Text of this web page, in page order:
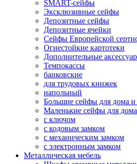
SMART-сейфы
Эксклюзивные сейфы
Депозитные сейфы
Депозитные ячейки
Сейфы Европейской
Огнестойкие картотеки
Дополнительные
Темпокассы
банковские
для трудовых книжек
напольный
Большие сейфы для дома и
Маленькие сейфы для
с ключом
с кодовым замком
с механическим замком
с электронным замком
Металлическая мебель